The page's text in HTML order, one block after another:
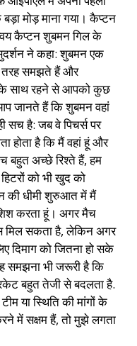
मोड़ माना गया। कैप्टन
कैप्टन शुबमन गिल के
ने कहा: शुबमन एक
तरह समझते हैं और
साथ रहने से आपको कुछ
जानते हैं कि शुबमन वहां
सच है: जब वे पिचर्स पर
होता है कि मैं वहां हूं और
बहुत अच्छे रिश्ते हैं, हम
को भी खुद को
की धीमी शुरुआत में मैं
करता हूं। अगर मैच
मिल सकता है, लेकिन अगर
दिमाग को जितना हो सके
समझना भी जरूरी है कि
बहुत तेजी से बदलता है.
या स्थिति की मांगों के
में सक्षम हैं, तो मुझे लगता